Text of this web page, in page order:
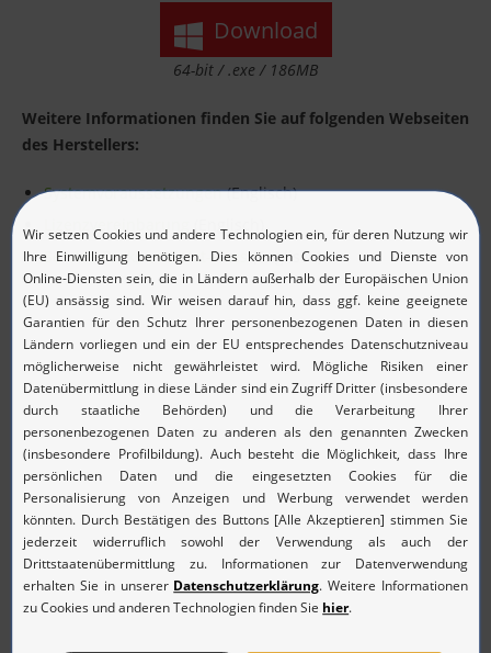
Download
64-bit / .exe / 186MB
Weitere Informationen finden Sie auf folgenden Webseiten
des Herstellers:
Systemvoraussetzungen(Englisch)
Lizenzvereinbarung
(Englisch)
Service-Packs und Hot-Fixes(Englisch)